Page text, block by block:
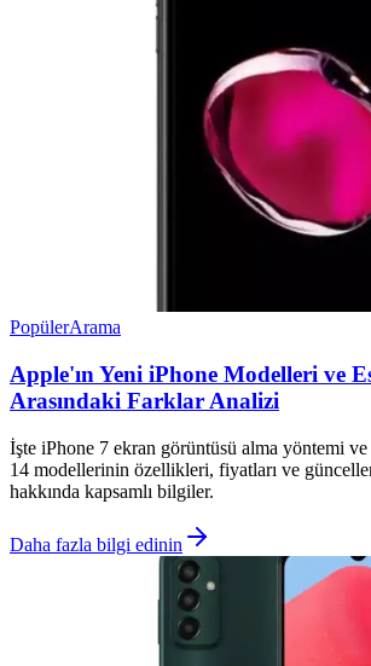
PopülerArama
Apple'ın Yeni iPhone Modelleri ve
Arasındaki Farklar Analizi
İşte iPhone 7 ekran görüntüsü alma yöntemi
14 modellerinin özellikleri, fiyatları ve
hakkında kapsamlı bilgiler.
Daha fazla bilgi edinin